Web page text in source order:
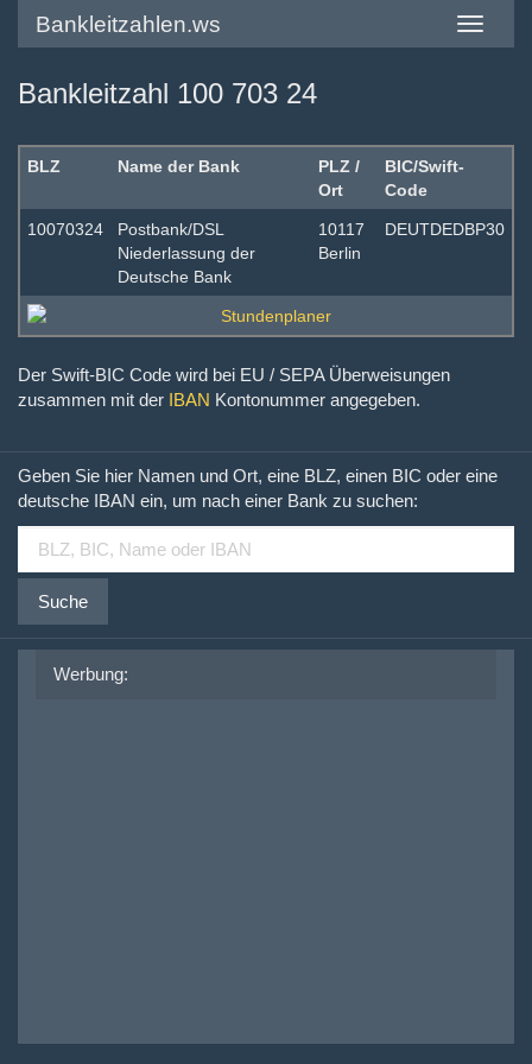
Toggle
Bankleitzahlen.ws
Bankleitzahl 100 703 24
BLZ Name der Bank
PLZ /
Ort
BIC/Swift-
Code
10070324
Postbank/DSL
Niederlassung der
Deutsche Bank
10117
Berlin
DEUTDEDBP30
Der Swift-BIC Code wird bei EU / SEPA Überweisungen
zusammen mit der IBAN Kontonummer angegeben.
Geben Sie hier Namen und Ort, eine BLZ, einen BIC oder eine
deutsche IBAN ein, um nach einer Bank zu suchen:
Suche
Werbung: